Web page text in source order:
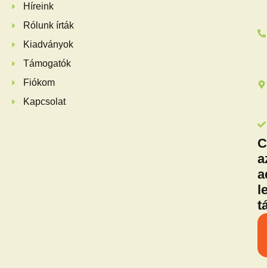
Híreink
Rólunk írták
Kiadványok
Támogatók
Fiókom
Kapcsolat